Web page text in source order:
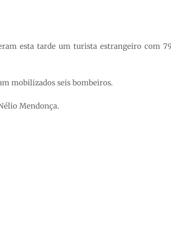
esta tarde um turista estrangeiro com
mobilizados seis bombeiros.
Mendonça.